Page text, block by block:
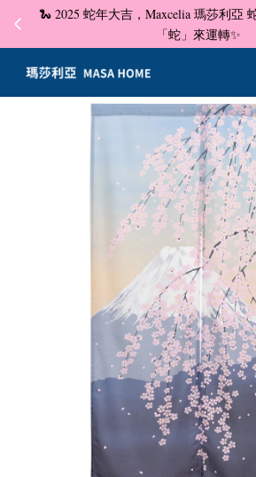
🐍 2025 蛇年大吉，Maxcelia 瑪莎利亞
「蛇」來運轉✨
您的購物車目前還
繼續購物